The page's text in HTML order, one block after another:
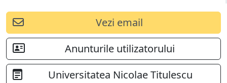
Vezi email
Anunturile utilizatorului
Universitatea Nicolae Titulescu